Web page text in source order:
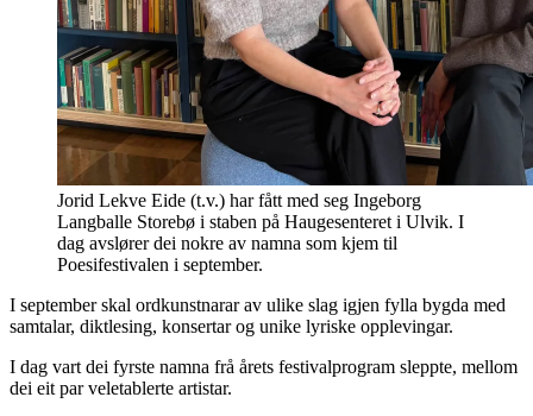
Jorid Lekve Eide (t.v.) har fått med seg Ingeborg
Langballe Storebø i staben på Haugesenteret i Ulvik. I
dag avslører dei nokre av namna som kjem til
Poesifestivalen i september.
I september skal ordkunstnarar av ulike slag igjen fylla bygda med
samtalar, diktlesing, konsertar og unike lyriske opplevingar.
I dag vart dei fyrste namna frå årets festivalprogram sleppte, mellom
dei eit par veletablerte artistar.